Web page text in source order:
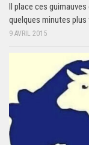
Il place ces
quelques minutes plus
9 AVRIL 2015